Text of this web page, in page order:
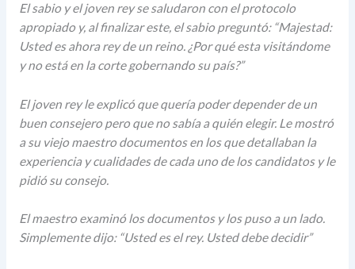
El sabio y el joven rey se saludaron con el protocolo
apropiado y, al finalizar este, el sabio preguntó: “Majestad:
Usted es ahora rey de un reino. ¿Por qué esta visitándome
y no está en la corte gobernando su país?”
El joven rey le explicó que quería poder depender de un
buen consejero pero que no sabía a quién elegir. Le mostró
a su viejo maestro documentos en los que detallaban la
experiencia y cualidades de cada uno de los candidatos y le
pidió su consejo.
El maestro examinó los documentos y los puso a un lado.
Simplemente dijo: “Usted es el rey. Usted debe decidir”